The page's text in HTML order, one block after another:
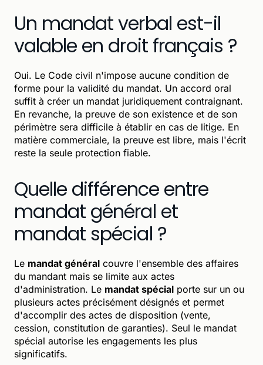
Un mandat verbal est-il
valable en droit français ?
Oui. Le Code civil n'impose aucune condition de
forme pour la validité du mandat. Un accord oral
suffit à créer un mandat juridiquement contraignant.
En revanche, la preuve de son existence et de son
périmètre sera difficile à établir en cas de litige. En
matière commerciale, la preuve est libre, mais l'écrit
reste la seule protection fiable.
Quelle différence entre
mandat général et
mandat spécial ?
Le mandat général couvre l'ensemble des affaires
du mandant mais se limite aux actes
d'administration. Le mandat spécial porte sur un ou
plusieurs actes précisément désignés et permet
d'accomplir des actes de disposition (vente,
cession, constitution de garanties). Seul le mandat
spécial autorise les engagements les plus
significatifs.